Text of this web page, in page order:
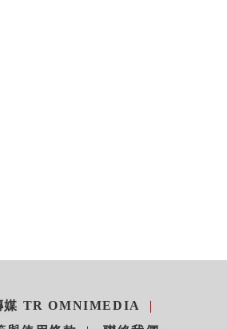
媒 TR OMNIMEDIA